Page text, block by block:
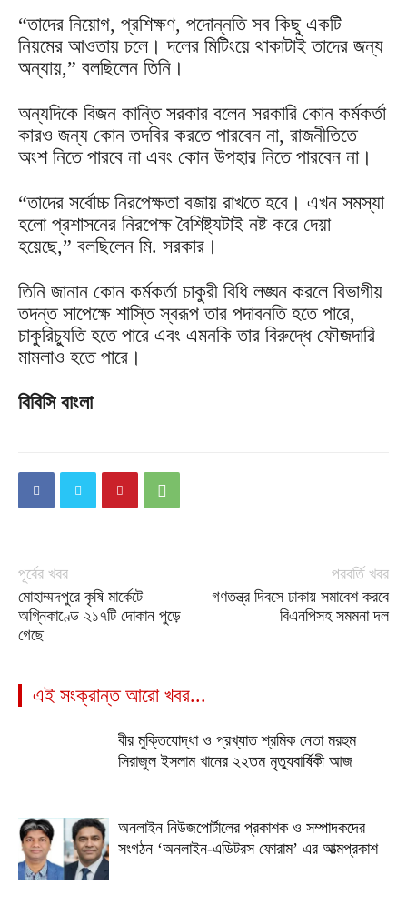
“তাদের নিয়োগ, প্রশিক্ষণ, পদোন্নতি সব কিছু একটি
নিয়মের আওতায় চলে। দলের মিটিংয়ে থাকাটাই তাদের জন্য
অন্যায়,” বলছিলেন তিনি।
অন্যদিকে বিজন কান্তি সরকার বলেন সরকারি কোন কর্মকর্তা
কারও জন্য কোন তদবির করতে পারবেন না, রাজনীতিতে
অংশ নিতে পারবে না এবং কোন উপহার নিতে পারবেন না।
“তাদের সর্বোচ্চ নিরপেক্ষতা বজায় রাখতে হবে। এখন সমস্যা
হলো প্রশাসনের নিরপেক্ষ বৈশিষ্ট্যটাই নষ্ট করে দেয়া
হয়েছে,” বলছিলেন মি. সরকার।
তিনি জানান কোন কর্মকর্তা চাকুরী বিধি লঙ্ঘন করলে বিভাগীয়
তদন্ত সাপেক্ষে শাস্তি স্বরূপ তার পদাবনতি হতে পারে,
চাকুরিচ্যুতি হতে পারে এবং এমনকি তার বিরুদ্ধে ফৌজদারি
মামলাও হতে পারে।
বিবিসি বাংলা
পূর্বের খবর
মোহাম্মদপুরে কৃষি মার্কেটে
অগ্নিকাণ্ডে ২১৭টি দোকান পুড়ে
গেছে
পরবর্তি খবর
গণতন্ত্র দিবসে ঢাকায় সমাবেশ করবে
বিএনপিসহ সমমনা দল
এই সংক্রান্ত আরো খবর...
বীর মুক্তিযোদ্ধা ও প্রখ্যাত শ্রমিক নেতা মরহুম
সিরাজুল ইসলাম খানের ২২তম মৃত্যুবার্ষিকী আজ
অনলাইন নিউজপোর্টালের প্রকাশক ও সম্পাদকদের
সংগঠন ‘অনলাইন-এডিটরস ফোরাম’ এর আত্মপ্রকাশ